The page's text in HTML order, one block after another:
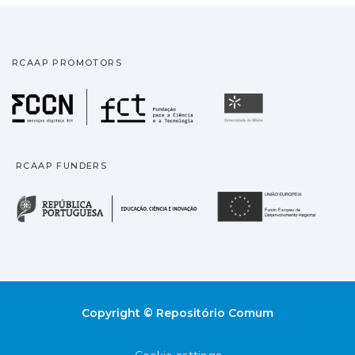
RCAAP PROMOTORS
Fundação para a
RCAAP FUNDERS
República Portuguesa
Copyright © Repositório Comum